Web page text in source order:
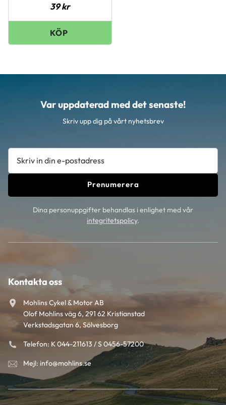
39kr
Var uppdaterad med det senaste!
Skriv upp dig på vårt nyhetsbrev
Prenumerera
Dina personuppgifter behandlas i enlighet med vår
integritetspolicy.
Kontakta oss
Mohlins Cykel & Motor AB
Olof Mohlins väg 6, 291 62 Kristianstad
Verkstadsgatan 6, Sölvesborg
Telefon: K 044-211613 / S 0456-57200
Mejl: info@mohlins.se